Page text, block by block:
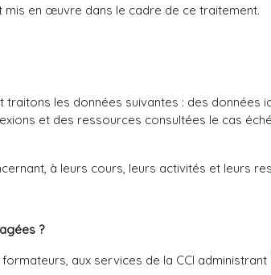
en œuvre dans le cadre de ce traitement.
les données suivantes : des données
et des ressources consultées le cas
à leurs cours, leurs activités et leurs
?
aux services de la CCI